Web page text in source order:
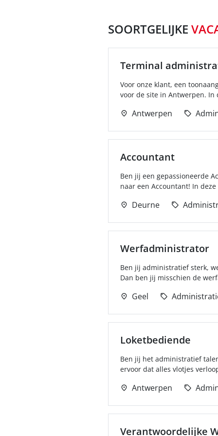
SOORTGELIJKE
Terminal
Voor onze klant, een
voor de site in Antwerpen. In
Antwerpen
Accountant
Ben jij een gepassioneerde
naar een Accountant! In
Deurne
Werfadministrator
Ben jij administratief sterk,
Dan ben jij misschien de
Geel
Loketbediende
Ben jij het administratief
ervoor dat alles vlotjes
Antwerpen
Verantwoordelijke